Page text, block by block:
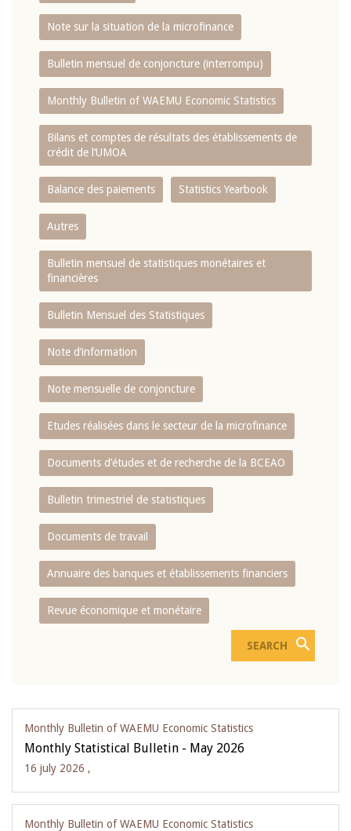
Note sur la situation de la microfinance
Bulletin mensuel de conjoncture (interrompu)
Monthly Bulletin of WAEMU Economic Statistics
Bilans et comptes de résultats des établissements de
crédit de l‘UMOA
Balance des paiements Statistics Yearbook
Autres
Bulletin mensuel de statistiques monétaires et
financières
Bulletin Mensuel des Statistiques
Note d’information
Note mensuelle de conjoncture
Etudes réalisées dans le secteur de la microfinance
Documents d’études et de recherche de la BCEAO
Bulletin trimestriel de statistiques
Documents de travail
Annuaire des banques et établissements financiers
Revue économique et monétaire
Monthly Bulletin of WAEMU Economic Statistics
Monthly Statistical Bulletin - May 2026
16 july 2026 ,
Monthly Bulletin of WAEMU Economic Statistics